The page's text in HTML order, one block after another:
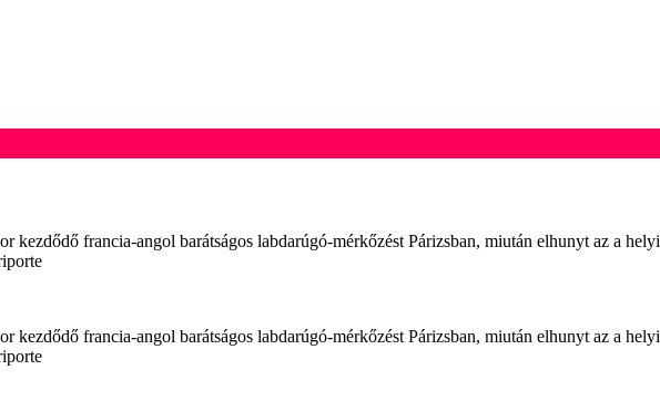
kezdődő francia-angol barátságos labdarúgó-mérkőzést Párizsban, miután elhunyt az a
kezdődő francia-angol barátságos labdarúgó-mérkőzést Párizsban, miután elhunyt az a